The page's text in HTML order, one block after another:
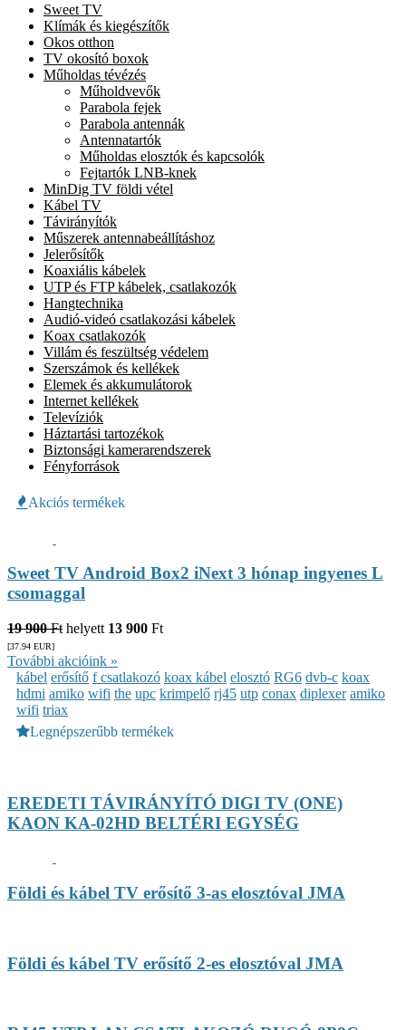
Sweet TV
Klímák és kiegészítők
Okos otthon
TV okosító boxok
Műholdas tévézés
Műholdvevők
Parabola fejek
Parabola antennák
Antennatartók
Műholdas elosztók és kapcsolók
Fejtartók LNB-knek
MinDig TV földi vétel
Kábel TV
Távirányítók
Műszerek antennabeállításhoz
Jelerősítők
Koaxiális kábelek
UTP és FTP kábelek, csatlakozók
Hangtechnika
Audió-videó csatlakozási kábelek
Koax csatlakozók
Villám és feszültség védelem
Szerszámok és kellékek
Elemek és akkumulátorok
Internet kellékek
Televíziók
Háztartási tartozékok
Biztonsági kamerarendszerek
Fényforrások
Akciós termékek
Sweet TV Android Box2 iNext 3 hónap ingyenes L
csomaggal
19 900 Ft helyett 13 900 Ft
[37.94 EUR]
További akcióink »
kábel erősítő f csatlakozó koax kábel elosztó RG6 dvb-c koax
hdmi amiko wifi the upc krimpelő rj45 utp conax diplexer amiko
wifi triax
Legnépszerűbb termékek
EREDETI TÁVIRÁNYÍTÓ DIGI TV (ONE)
KAON KA-02HD BELTÉRI EGYSÉG
Földi és kábel TV erősítő 3-as elosztóval JMA
Földi és kábel TV erősítő 2-es elosztóval JMA